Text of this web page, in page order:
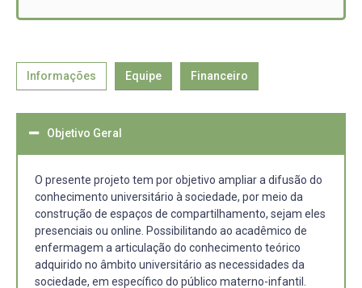
Informações Equipe Financeiro
Objetivo Geral
O presente projeto tem por objetivo ampliar a difusão do
conhecimento universitário à sociedade, por meio da
construção de espaços de compartilhamento, sejam eles
presenciais ou online. Possibilitando ao acadêmico de
enfermagem a articulação do conhecimento teórico
adquirido no âmbito universitário as necessidades da
sociedade, em específico do público materno-infantil.